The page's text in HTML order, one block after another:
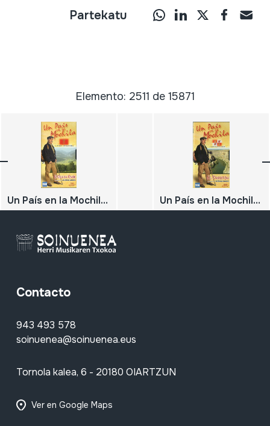
Partekatu
Elemento: 2511 de 15871
Un País en la Mochila. El Valle del Roncal. C. Foral de Navarra Un País en la Mochila. El Duratón. Castilla y León
Contacto
943 493 578
soinuenea@soinuenea.eus
Tornola kalea, 6 - 20180 OIARTZUN
Ver en Google Maps